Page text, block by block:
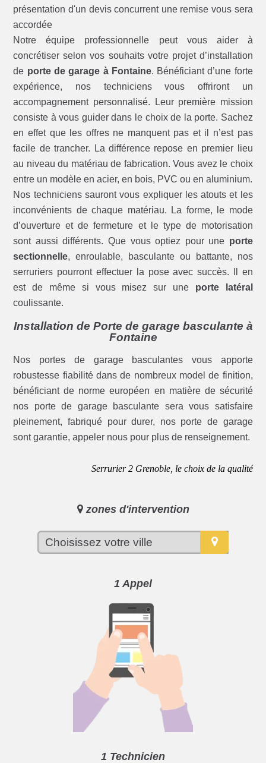
présentation d'un devis concurrent une remise vous sera
accordée
Notre équipe professionnelle peut vous aider à
concrétiser selon vos souhaits votre projet d’installation
de porte de garage à Fontaine. Bénéficiant d’une forte
expérience, nos techniciens vous offriront un
accompagnement personnalisé. Leur première mission
consiste à vous guider dans le choix de la porte. Sachez
en effet que les offres ne manquent pas et il n’est pas
facile de trancher. La différence repose en premier lieu
au niveau du matériau de fabrication. Vous avez le choix
entre un modèle en acier, en bois, PVC ou en aluminium.
Nos techniciens sauront vous expliquer les atouts et les
inconvénients de chaque matériau. La forme, le mode
d’ouverture et de fermeture et le type de motorisation
sont aussi différents. Que vous optiez pour une porte
sectionnelle, enroulable, basculante ou battante, nos
serruriers pourront effectuer la pose avec succès. Il en
est de même si vous misez sur une porte latéral
coulissante.
Installation de Porte de garage basculante à
Fontaine
Nos portes de garage basculantes vous apporte
robustesse fiabilité dans de nombreux model de finition,
bénéficiant de norme européen en matière de sécurité
nos porte de garage basculante sera vous satisfaire
pleinement, fabriqué pour durer, nos porte de garage
sont garantie, appeler nous pour plus de renseignement.
Serrurier 2 Grenoble, le choix de la qualité
zones d'intervention
1 Appel
1 Technicien